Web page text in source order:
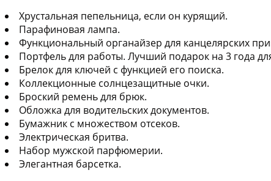
Хрустальная пепельница, если он курящий.
Парафиновая лампа.
Функциональный органайзер для канцелярских
Портфель для работы. Лучший подарок на 3 года
Брелок для ключей с функцией его поиска.
Коллекционные солнцезащитные очки.
Броский ремень для брюк.
Обложка для водительских документов.
Бумажник с множеством отсеков.
Электрическая бритва.
Набор мужской парфюмерии.
Элегантная барсетка.